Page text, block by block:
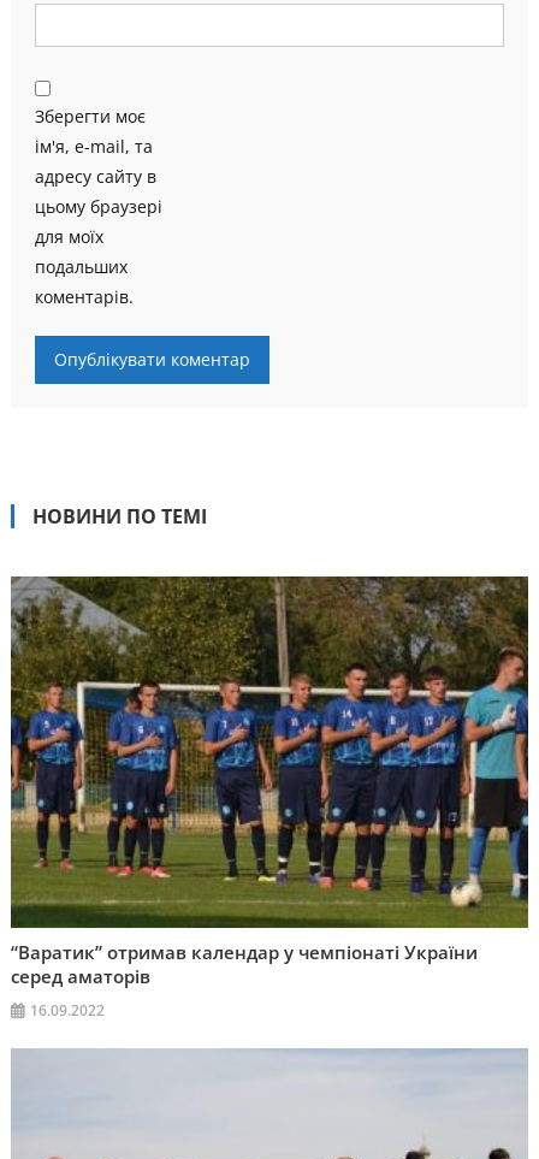
Зберегти моє
ім'я, e-mail, та
адресу сайту в
цьому браузері
для моїх
подальших
коментарів.
НОВИНИ ПО ТЕМІ
“Варатик” отримав календар у чемпіонаті України
серед аматорів
16.09.2022